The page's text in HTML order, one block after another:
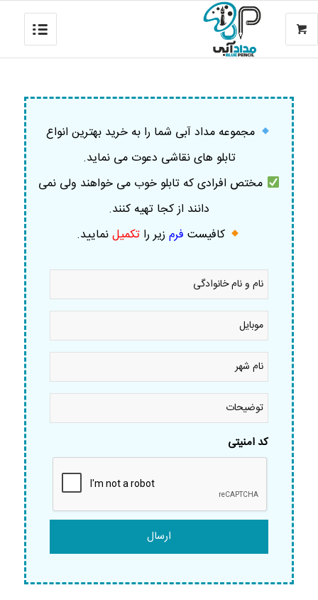
مجموعه مداد آبی شما را به خرید بهترین انواع
تابلو های نقاشی دعوت می نماید.
مختص افرادی که تابلو خوب می خواهند ولی نمی
دانند از کجا تهیه کنند.
کافیست فرم زیر را تکمیلنمایید.
نام
نام
خانوادگی
موبایل
نام
شهر *
توضیحات
کد امنیتی